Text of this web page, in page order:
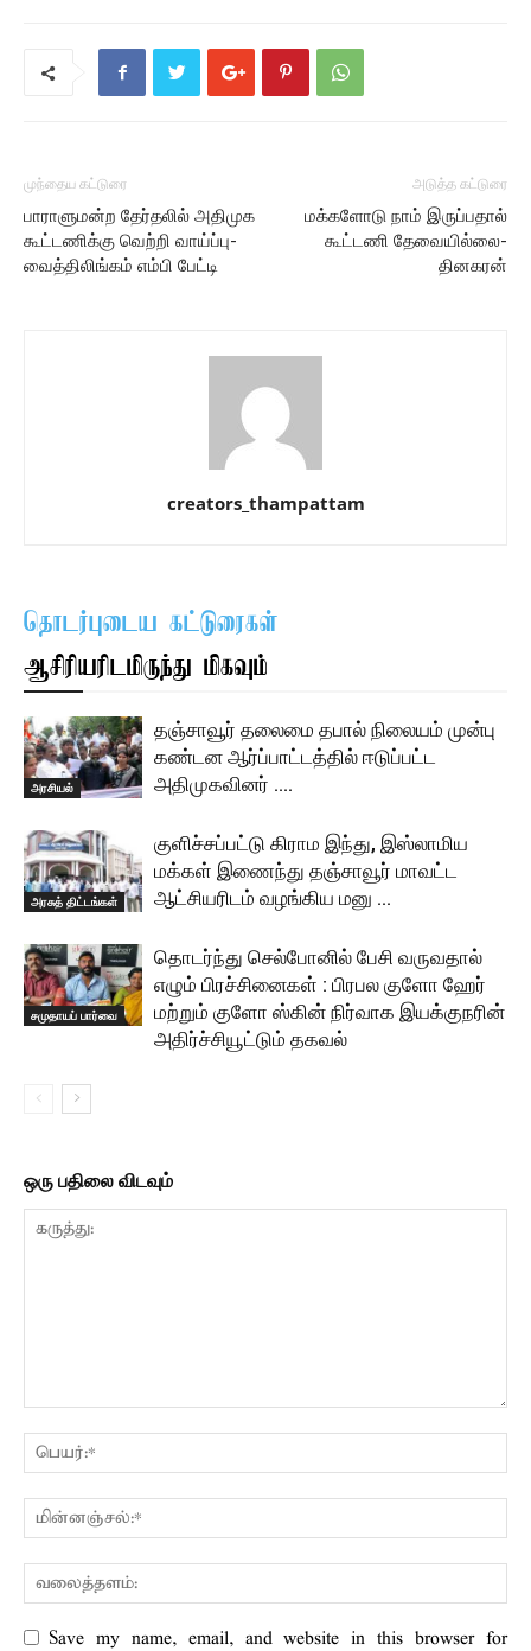
முந்தைய கட்டுரை
பாராளுமன்ற தேர்தலில் அதிமுக
கூட்டணிக்கு வெற்றி வாய்ப்பு-
வைத்திலிங்கம் எம்பி பேட்டி
அடுத்த கட்டுரை
மக்களோடு நாம் இருப்பதால்
கூட்டணி தேவையில்லை-
தினகரன்
creators_thampattam
தொடர்புடைய கட்டுரைகள்
ஆசிரியரிடமிருந்து மிகவும்
அரசியல்
தஞ்சாவூர் தலைமை தபால் நிலையம் முன்பு
கண்டன ஆர்ப்பாட்டத்தில் ஈடுப்பட்ட
அதிமுகவினர் ….
அரசுத் திட்டங்கள்
குளிச்சப்பட்டு கிராம இந்து, இஸ்லாமிய
மக்கள் இணைந்து தஞ்சாவூர் மாவட்ட
ஆட்சியரிடம் வழங்கிய மனு …
சமுதாயப் பார்வை
தொடர்ந்து செல்போனில் பேசி வருவதால்
எழும் பிரச்சினைகள் : பிரபல குளோ ஹேர்
மற்றும் குளோ ஸ்கின் நிர்வாக இயக்குநரின்
அதிர்ச்சியூட்டும் தகவல்
ஒரு பதிலை விடவும்
Save my name, email, and website in this browser for